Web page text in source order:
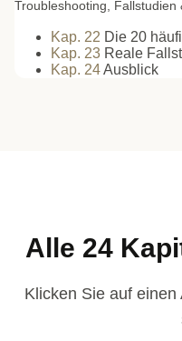
Troubleshooting, Fallstudien
Kap. 22 Die 20
Kap. 23 Reale
Kap. 24Ausblick
Alle 24
Klicken Sie auf